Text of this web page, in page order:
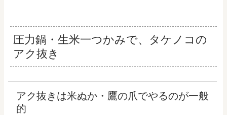
圧力鍋・生米一つかみで、タケノコの
アク抜き
アク抜きは米ぬか・鷹の爪でやるのが一般
的